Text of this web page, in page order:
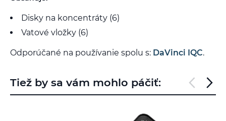
Disky na koncentráty (6)
Vatové vložky (6)
Odporúčané na používanie spolu s: DaVinci IQC.
Tiež by sa vám mohlo páčiť: